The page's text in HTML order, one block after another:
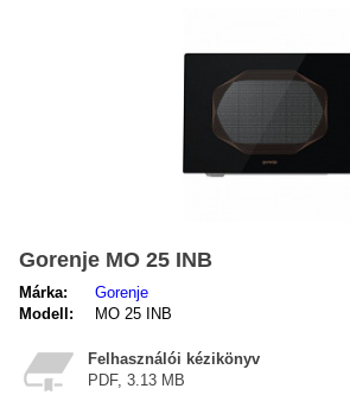
Gorenje MO 25 INB
Márka:
Gorenje
Modell:
MO 25 INB
Felhasználói kézikönyv
PDF, 3.13 MB